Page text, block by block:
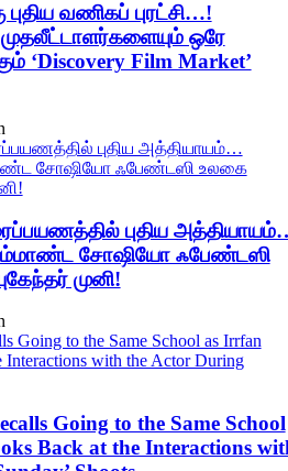
புதிய வணிகப் புரட்சி…!
ஒரே
‘Discovery Film Market’
புதிய
சோஷியோ ஃபேண்டஸி
முனி!
Going to the Same School
Back at the Interactions